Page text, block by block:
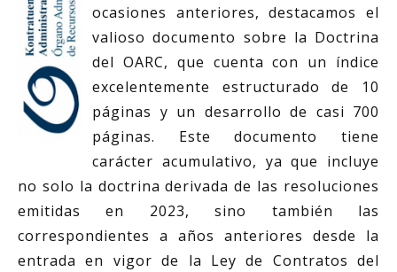
ocasiones anteriores, destacamos el
valioso documento sobre la Doctrina
del OARC, que cuenta con un índice
excelentemente estructurado de 10
páginas y un desarrollo de casi 700
páginas. Este documento tiene
carácter acumulativo, ya que incluye
no solo la doctrina derivada de las resoluciones
emitidas en 2023, sino también las
correspondientes a años anteriores desde la
entrada en vigor de la Ley de Contratos del